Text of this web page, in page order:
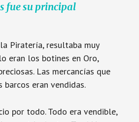
fue su principal
Piratería, resultaba muy
eran los botines en Oro,
Las mercancías que
eran vendidas.
por todo. Todo era vendible,